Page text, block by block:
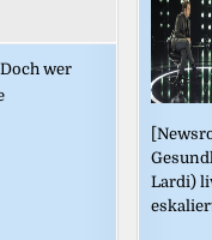
wer
Lardi)